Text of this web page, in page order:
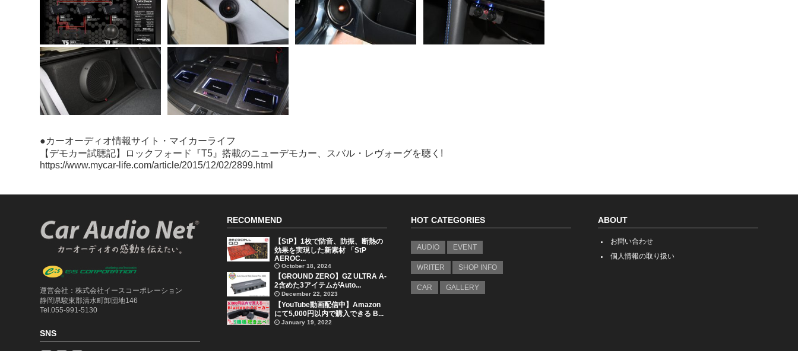
●カーオーディオ情報サイト・マイカーライフ
【デモカー試聴記】ロックフォード『T5』搭載のニューデモカー、スバル・レヴォーグを聴く!
https://www.mycar-life.com/article/2015/12/02/2899.html
運営会社：株式会社イースコーポレーション
静岡県駿東郡清水町卸団地146
Tel.055-991-5130
SNS
RECOMMEND
【StP】1枚で防音、防振、断熱の
効果を実現した新素材 「StP
AEROC...
October 18, 2024
【GROUND ZERO】GZ ULTRA A-
2含めた3アイテムがAuto...
December 22, 2023
【YouTube動画配信中】Amazon
にて5,000円以内で購入できる B...
January 19, 2022
HOT CATEGORIES
AUDIO EVENT
WRITER SHOP INFO
CAR GALLERY
ABOUT
お問い合わせ
個人情報の取り扱い